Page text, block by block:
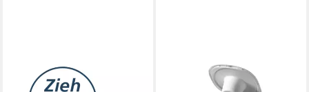
ANGELCARE®
Windeleimer Windeleimer